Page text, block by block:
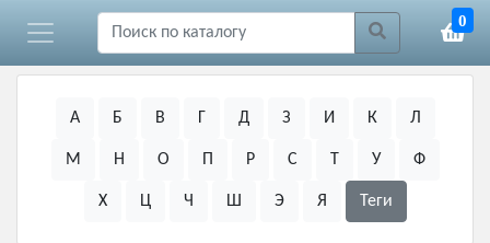
0
А Б В Г Д З И К Л
М Н О П Р С Т У Ф
Х Ц Ч Ш Э Я Теги